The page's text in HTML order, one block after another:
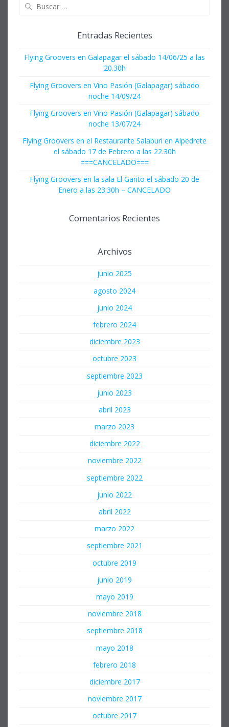
Entradas Recientes
Flying Groovers en Galapagar el sábado 14/06/25 a las
20.30h
Flying Groovers en Vino Pasión (Galapagar) sábado
noche 14/09/24
Flying Groovers en Vino Pasión (Galapagar) sábado
noche 13/07/24
Flying Groovers en el Restaurante Salaburi en Alpedrete
el sábado 17 de Febrero a las 22.30h
===CANCELADO===
Flying Groovers en la sala El Garito el sábado 20 de
Enero a las 23:30h – CANCELADO
Comentarios Recientes
Archivos
junio 2025
agosto 2024
junio 2024
febrero 2024
diciembre 2023
octubre 2023
septiembre 2023
junio 2023
abril 2023
marzo 2023
diciembre 2022
noviembre 2022
septiembre 2022
junio 2022
abril 2022
marzo 2022
septiembre 2021
octubre 2019
junio 2019
mayo 2019
noviembre 2018
septiembre 2018
mayo 2018
febrero 2018
diciembre 2017
noviembre 2017
octubre 2017